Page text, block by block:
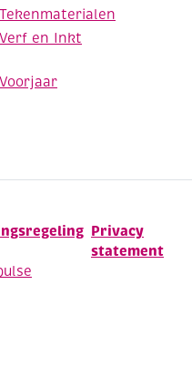
Tekenmaterialen
Verf en Inkt
Voorjaar
Privacy
statement